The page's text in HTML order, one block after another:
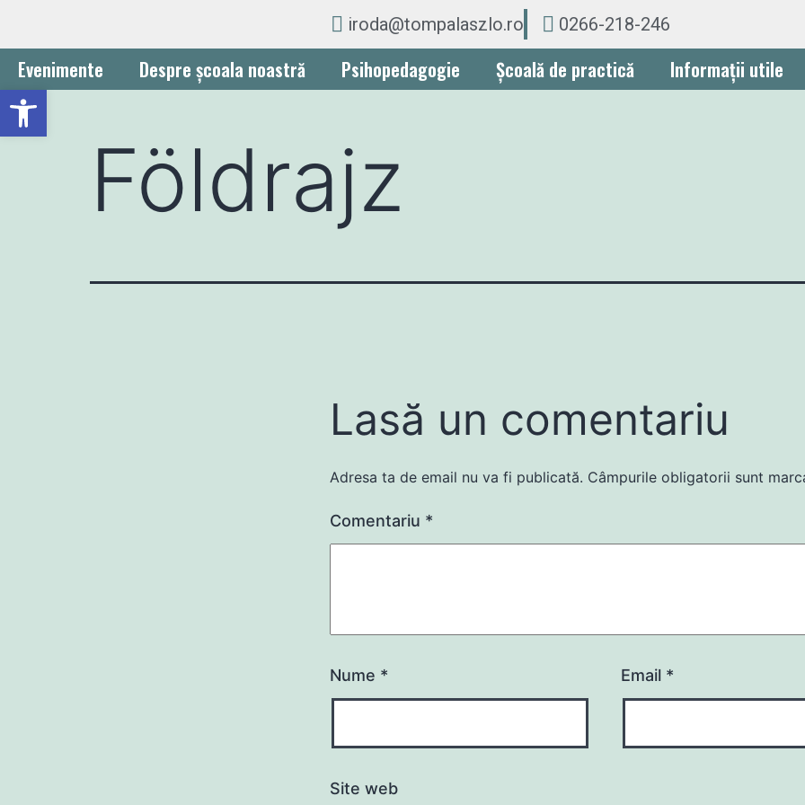
Deschide bara de unelte
iroda@tompalaszlo.ro 0266-218-246
Evenimente Despre școala noastră Psihopedagogie Școală de practică Informații utile
Földrajz
Lasă un comentariu
Adresa ta de email nu va fi publicată. Câmpurile obligatorii sunt
Comentariu *
Nume * Email *
Site web